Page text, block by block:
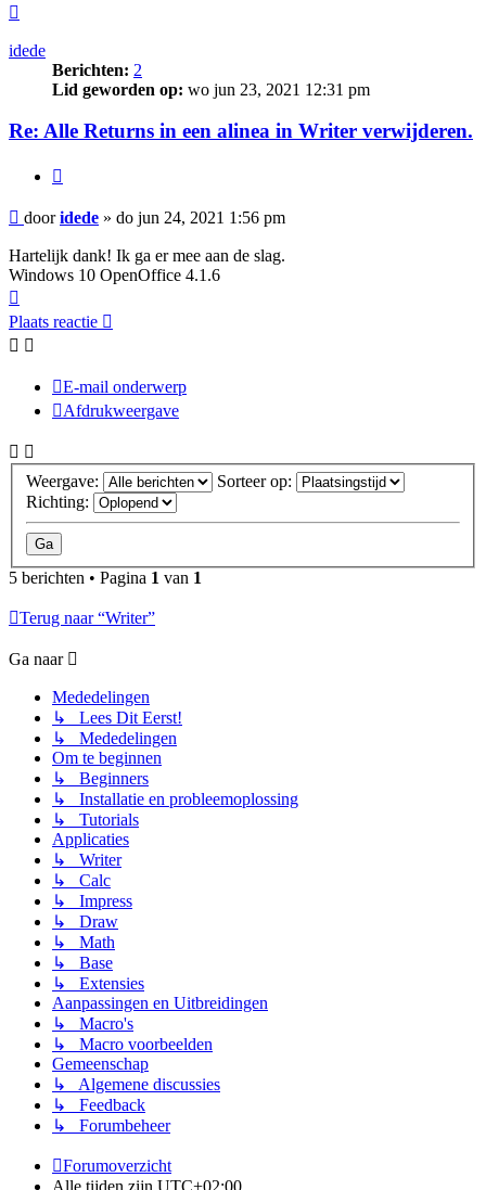
idede
Berichten: 2
Lid geworden op: wo jun 23, 2021 12:31 pm
Re: Alle Returns in een alinea in Writer verwijderen.
Bericht
dooridede » do jun 24, 2021 1:56 pm
Hartelijk dank! Ik ga er mee aan de slag.
Windows 10 OpenOffice 4.1.6
Plaats reactie
E-mail onderwerp
Afdrukweergave
Weergave:
Sorteer op:
Richting:
5 berichten • Pagina 1 van 1
Terug naar “Writer”
Ga naar
Mededelingen
↳ Lees Dit Eerst!
↳ Mededelingen
Om te beginnen
↳ Beginners
↳ Installatie en probleemoplossing
↳ Tutorials
Applicaties
↳ Writer
↳ Calc
↳ Impress
↳ Draw
↳ Math
↳ Base
↳ Extensies
Aanpassingen en Uitbreidingen
↳ Macro's
↳ Macro voorbeelden
Gemeenschap
↳ Algemene discussies
↳ Feedback
↳ Forumbeheer
Forumoverzicht
Alle tijden zijn UTC+02:00